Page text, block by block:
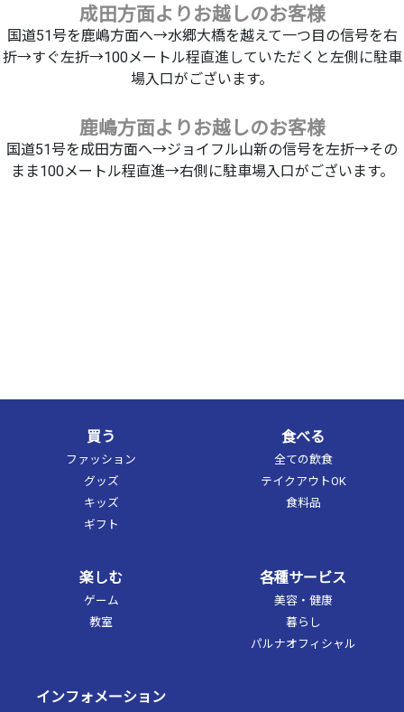
成田方面よりお越しのお客様
国道51号を鹿嶋方面へ→水郷大橋を越えて一つ目の信号を右
折→すぐ左折→100メートル程直進していただくと左側に駐車
場入口がございます。
鹿嶋方面よりお越しのお客様
国道51号を成田方面へ→ジョイフル山新の信号を左折→その
まま100メートル程直進→右側に駐車場入口がございます。
買う
ファッション
グッズ
キッズ
ギフト
食べる
全ての飲食
テイクアウトOK
食料品
楽しむ
ゲーム
教室
各種サービス
美容・健康
暮らし
パルナオフィシャル
インフォメーション